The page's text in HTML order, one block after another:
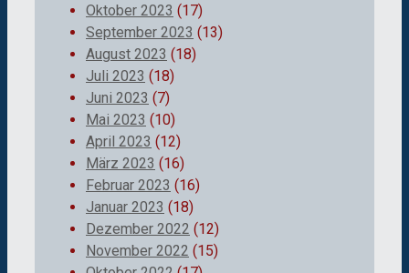
Oktober 2023 (17)
September 2023 (13)
August 2023 (18)
Juli 2023 (18)
Juni 2023 (7)
Mai 2023 (10)
April 2023 (12)
März 2023 (16)
Februar 2023 (16)
Januar 2023 (18)
Dezember 2022 (12)
November 2022 (15)